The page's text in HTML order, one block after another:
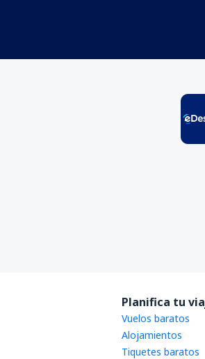
Planifica tu
Vuelos baratos
Alojamientos
Tiquetes baratos